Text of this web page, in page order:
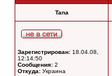
Tana
Зарегистрирован: 18.04.08,
12:14:50
Сообщения: 2
Откуда: Украина